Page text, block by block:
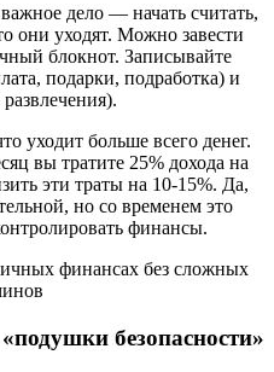
дело — начать считать,
они уходят. Можно завести
блокнот. Записывайте
подарки, подработка) и
уходит больше всего денег.
вы тратите 25% дохода на
эти траты на 10-15%. Да,
но со временем это
финансы.
безопасности»